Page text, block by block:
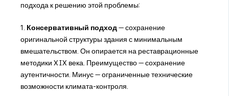
подхода к решению этой проблемы:
1. Консервативный подход— сохранение
оригинальной структуры здания с минимальным
вмешательством. Он опирается на реставрационные
методики XIX века. Преимущество — сохранение
аутентичности. Минус — ограниченные технические
возможности климата-контроля.